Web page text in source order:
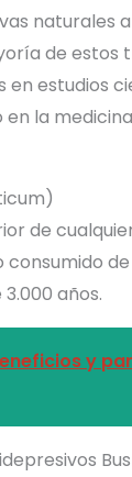
naturales
de estos
en estudios
la
de
consumido
años.
y